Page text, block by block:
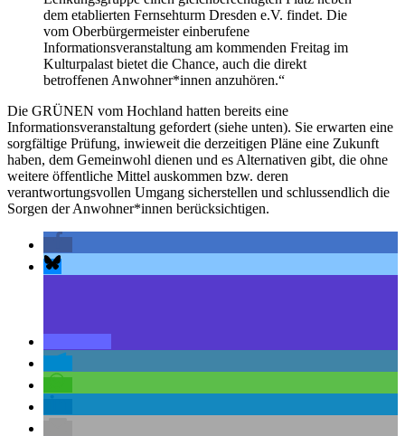
dem etablierten Fernsehturm Dresden e.V. findet. Die
vom Oberbürgermeister einberufene
Informationsveranstaltung am kommenden Freitag im
Kulturpalast bietet die Chance, auch die direkt
betroffenen Anwohner*innen anzuhören.“
Die GRÜNEN vom Hochland hatten bereits eine
Informationsveranstaltung gefordert (siehe unten). Sie erwarten eine
sorgfältige Prüfung, inwieweit die derzeitigen Pläne eine Zukunft
haben, dem Gemeinwohl dienen und es Alternativen gibt, die ohne
weitere öffentliche Mittel auskommen bzw. deren
verantwortungsvollen Umgang sicherstellen und schlussendlich die
Sorgen der Anwohner*innen berücksichtigen.